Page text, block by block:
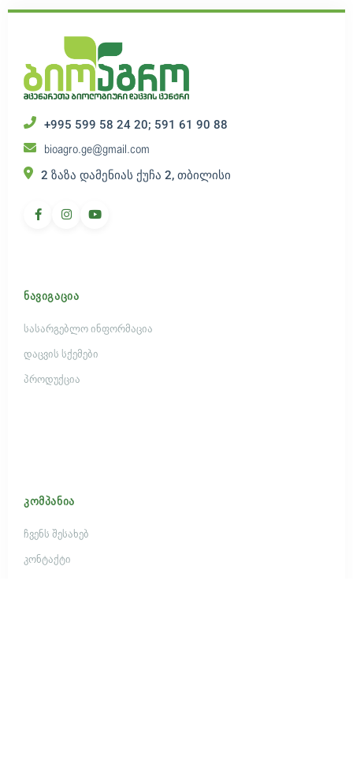
+995 599 58 24 20; 591 61 90 88
bioagro.ge@gmail.com
2 ზაზა დამენიას ქუჩა 2, თბილისი
ᲜᲐᲕᲘᲒᲐᲪᲘᲐ
სასარგებლო ინფორმაცია
დაცვის სქემები
პროდუქცია
ᲙᲝᲛᲞᲐᲜᲘᲐ
ჩვენს შესახებ
კონტაქტი